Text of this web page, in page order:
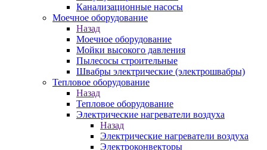
Канализационные насосы
Моечное оборудование
Назад
Моечное оборудование
Мойки высокого давления
Пылесосы строительные
Швабры электрические (электрошвабры)
Тепловое оборудование
Назад
Тепловое оборудование
Электрические нагреватели воздуха
Назад
Электрические нагреватели воздуха
Электроконвекторы